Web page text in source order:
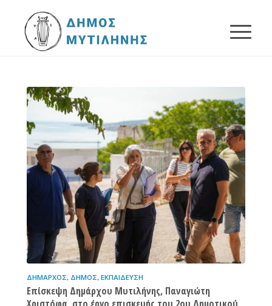
ΔΉΜΑΡΧΟΣ, ΔΉΜΟΣ, ΕΚΠΑΊΔΕΥΣΗ
Επίσκεψη Δημάρχου Μυτιλήνης, Παναγιώτη